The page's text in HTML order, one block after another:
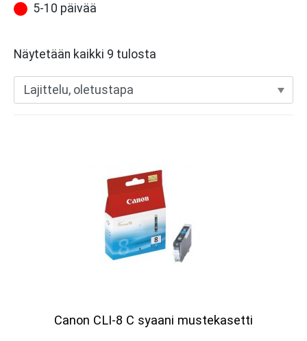
5-10 päivää
Näytetään kaikki 9 tulosta
Canon CLI-8 C syaani mustekasetti